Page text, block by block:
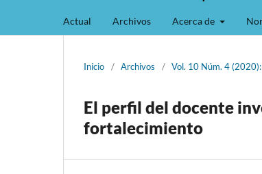
Actual Archivos Acerca de
Inicio / Archivos / Vol. 10 Núm. 4
El perfil del docente
fortalecimiento